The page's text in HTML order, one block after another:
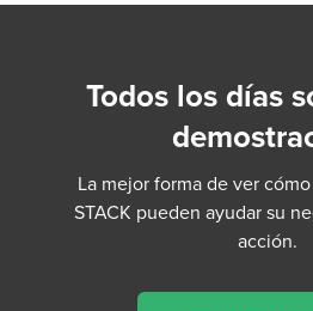
Todos los días
La mejor forma de ver
STACK pueden ayudar su
acción.